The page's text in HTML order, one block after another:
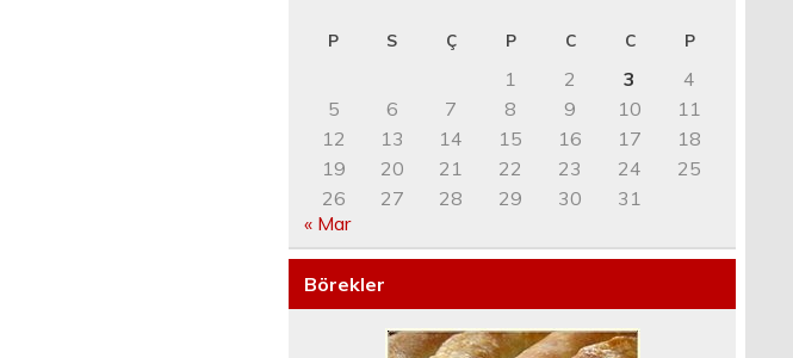
P S Ç P C C P
1 2 3
4
5
6 7 8 9 10
11
12
13 14 15 16 17
18
19
20 21 22 23 24
25
26
27 28 29 30
31
« Mar
Börekler